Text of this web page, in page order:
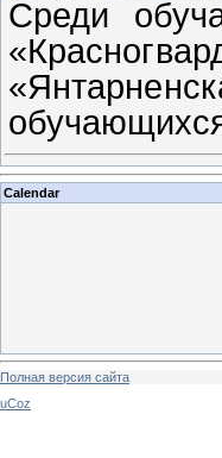
Среди
Calendar
Полная версия сайта
uCoz